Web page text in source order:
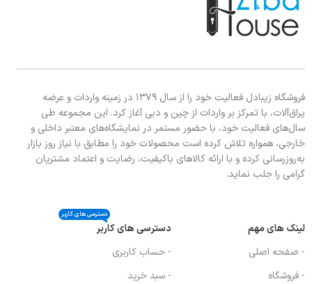
فروشگاه زیبادل فعالیت خود را از سال ۱۳۷۹ در زمینه واردات و عرضه
یراق‌آلات، با تمرکز بر واردات از چین و دبی آغاز کرد. این مجموعه طی
سال‌های فعالیت خود، با حضور مستمر در نمایشگاه‌های معتبر داخلی و
خارجی، همواره تلاش کرده است محصولات خود را مطابق با نیاز روز بازار
به‌روزرسانی کرده و با ارائه کالاهای باکیفیت، رضایت و اعتماد مشتریان
گرامی را جلب نماید.
لینک های مهم
- صفحه اصلی
- فروشگاه
دسترسی های کاربر
دسترسی های کاربر
- حساب کاربری
- سبد خرید